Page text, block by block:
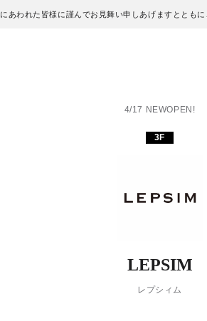
あわれた皆様に謹んでお見舞い申しあげますととも
4/17 NEWOPEN!
3F
LEPSIM
レプシィム